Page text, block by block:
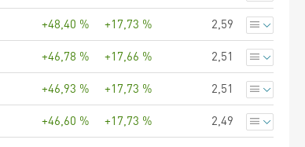
+48,40 % +17,73 % 2,59
+46,78 % +17,66 % 2,51
+46,93 % +17,73 % 2,51
+46,60 % +17,73 % 2,49